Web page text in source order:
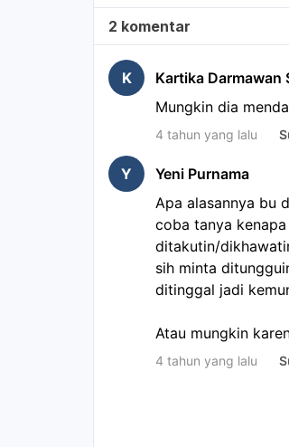
2 komentar
K
Kartika Darmawan
Mungkin dia
4 tahun yang lalu
Y
Yeni Purnama
Apa alasannya bu
coba tanya
ditakutin/
sih minta
ditinggal jadi
Atau mungkin
4 tahun yang lalu